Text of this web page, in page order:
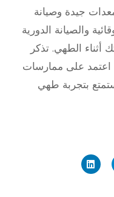
جيدة وصيانة
والصيانة الدورية
الطهي. تذكر
اعتمد على ممارسات
بتجربة طهي